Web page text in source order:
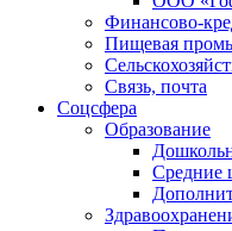
Финансово-
Пищевая
Связь, почта
Соцсфера
Образование
Средние